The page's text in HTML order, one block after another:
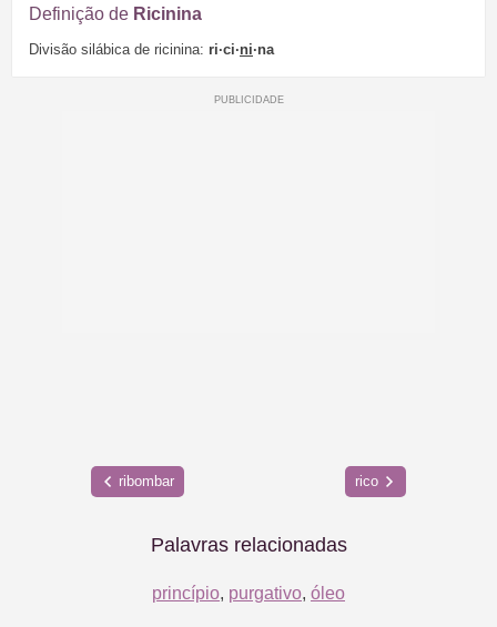
Definição de Ricinina
Divisão silábica de ricinina: ri·ci·ni·na
ribombar rico
Palavras relacionadas
princípio, purgativo, óleo